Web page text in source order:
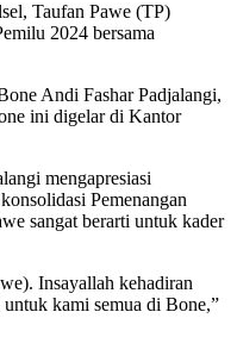
Taufan Pawe (TP)
2024 bersama
Andi Fashar Padjalangi,
ini digelar di Kantor
mengapresiasi
Pemenangan
sangat berarti untuk kader
Insayallah kehadiran
kami semua di Bone,”